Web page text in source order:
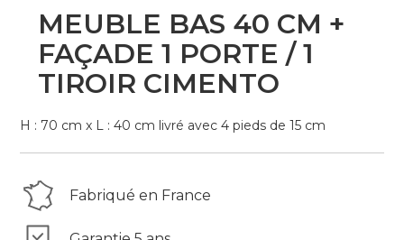
the
beginning
images
gallery
MEUBLE BAS 40 CM +
FAÇADE 1 PORTE / 1
TIROIR CIMENTO
H : 70 cm x L : 40 cm livré avec 4 pieds de 15 cm
Fabriqué en France